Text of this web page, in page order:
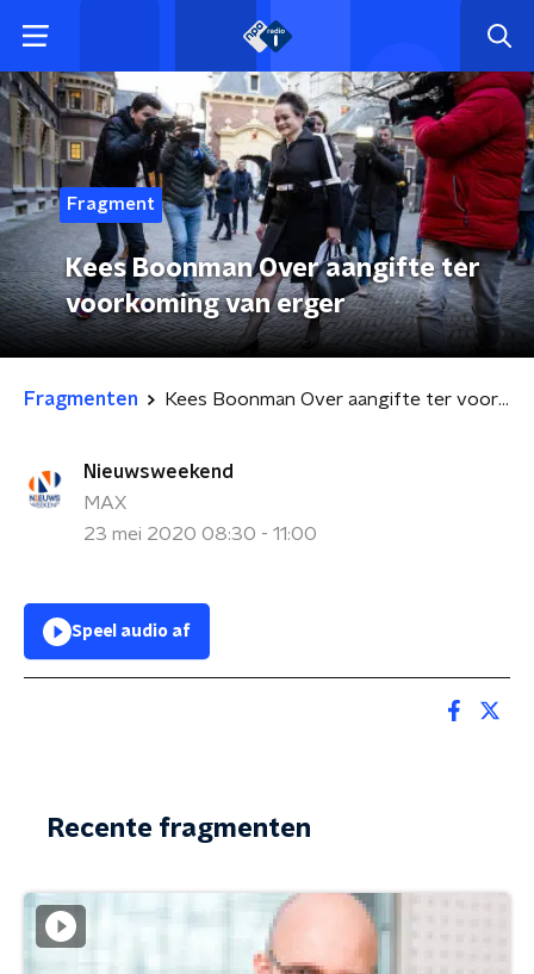
Fragment
Kees Boonman Over aangifte ter
voorkoming van erger
Fragmenten Kees Boonman Over aangifte ter voorkoming van erger
Nieuwsweekend
MAX
23 mei 2020 08:30 - 11:00
Speel audio af
Recente fragmenten